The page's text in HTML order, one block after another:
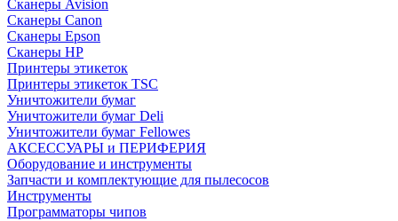
Сканеры Avision
Сканеры Canon
Сканеры Epson
Сканеры HP
Принтеры этикеток
Принтеры этикеток TSC
Уничтожители бумаг
Уничтожители бумаг Deli
Уничтожители бумаг Fellowes
АКСЕССУАРЫ и ПЕРИФЕРИЯ
Оборудование и инструменты
Запчасти и комплектующие для пылесосов
Инструменты
Программаторы чипов